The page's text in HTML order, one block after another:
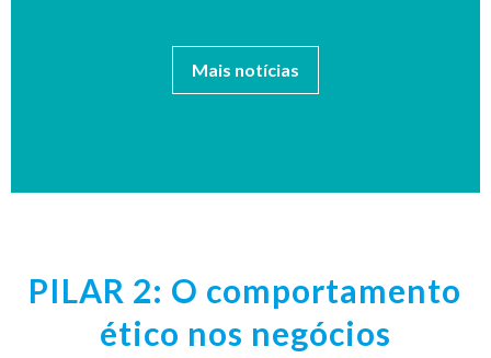
Mais notícias
PILAR 2: O comportamento
ético nos negócios